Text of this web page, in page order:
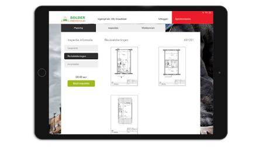
Opmerkingen:
Doordit dienen ermeein
ECI Software Solutionsuw persoonlijke gegevens